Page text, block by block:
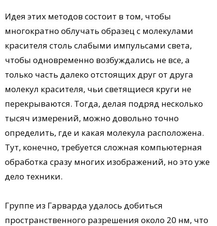
Идея этих методов состоит в том, чтобы
многократно облучать образец с молекулами
красителя столь слабыми импульсами света,
чтобы одновременно возбуждались не все, а
только часть далеко отстоящих друг от друга
молекул красителя, чьи светящиеся круги не
перекрываются. Тогда, делая подряд несколько
тысяч измерений, можно довольно точно
определить, где и какая молекула расположена.
Тут, конечно, требуется сложная компьютерная
обработка сразу многих изображений, но это уже
дело техники.
Группе из Гарварда удалось добиться
пространственного разрешения около 20 нм, что